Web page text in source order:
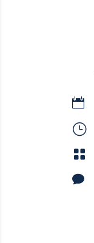

}

